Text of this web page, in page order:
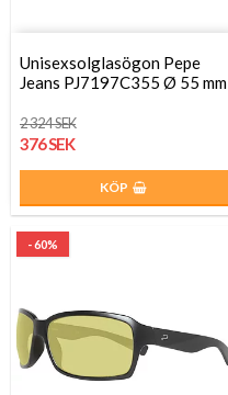
Unisexsolglasögon Pepe
Jeans PJ7197C355 Ø 55 mm
2 324 SEK
376 SEK
KÖP
- 60%